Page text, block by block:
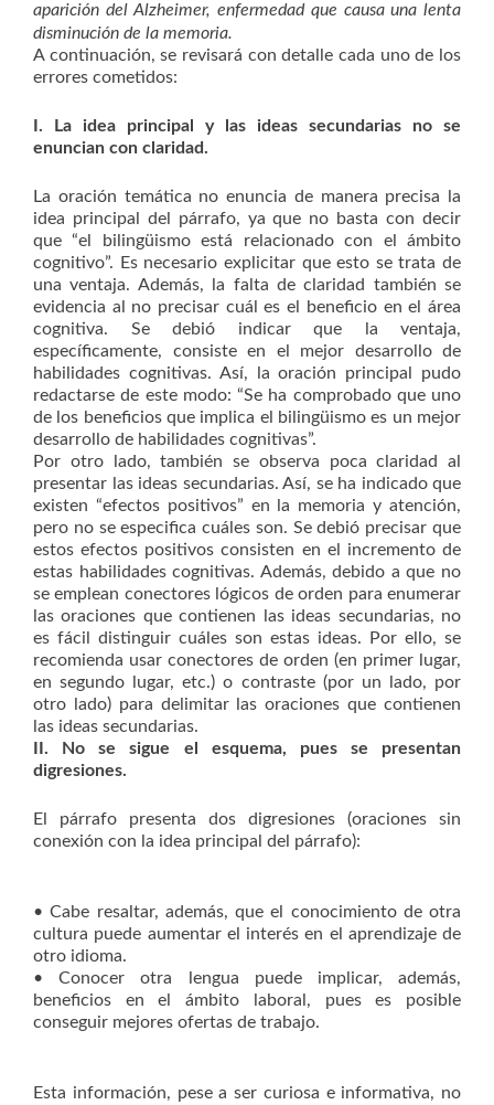
aparición del Alzheimer, enfermedad que causa una lenta
disminución de la memoria.
A continuación, se revisará con detalle cada uno de los
errores cometidos:
I. La idea principal y las ideas secundarias no se
enuncian con claridad.
La oración temática no enuncia de manera precisa la
idea principal del párrafo, ya que no basta con decir
que “el bilingüismo está relacionado con el ámbito
cognitivo”. Es necesario explicitar que esto se trata de
una ventaja. Además, la falta de claridad también se
evidencia al no precisar cuál es el beneficio en el área
cognitiva. Se debió indicar que la ventaja,
específicamente, consiste en el mejor desarrollo de
habilidades cognitivas. Así, la oración principal pudo
redactarse de este modo: “Se ha comprobado que uno
de los beneficios que implica el bilingüismo es un mejor
desarrollo de habilidades cognitivas”.
Por otro lado, también se observa poca claridad al
presentar las ideas secundarias. Así, se ha indicado que
existen “efectos positivos” en la memoria y atención,
pero no se especifica cuáles son. Se debió precisar que
estos efectos positivos consisten en el incremento de
estas habilidades cognitivas. Además, debido a que no
se emplean conectores lógicos de orden para enumerar
las oraciones que contienen las ideas secundarias, no
es fácil distinguir cuáles son estas ideas. Por ello, se
recomienda usar conectores de orden (en primer lugar,
en segundo lugar, etc.) o contraste (por un lado, por
otro lado) para delimitar las oraciones que contienen
las ideas secundarias.
II. No se sigue el esquema, pues se presentan
digresiones.
El párrafo presenta dos digresiones (oraciones sin
conexión con la idea principal del párrafo):
• Cabe resaltar, además, que el conocimiento de otra
cultura puede aumentar el interés en el aprendizaje de
otro idioma.
• Conocer otra lengua puede implicar, además,
beneficios en el ámbito laboral, pues es posible
conseguir mejores ofertas de trabajo.
Esta información, pese a ser curiosa e informativa, no